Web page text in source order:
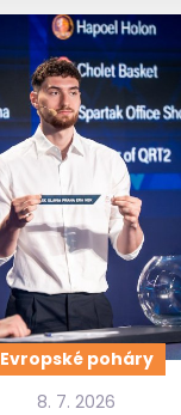
Evropské poháry
8. 7. 2026